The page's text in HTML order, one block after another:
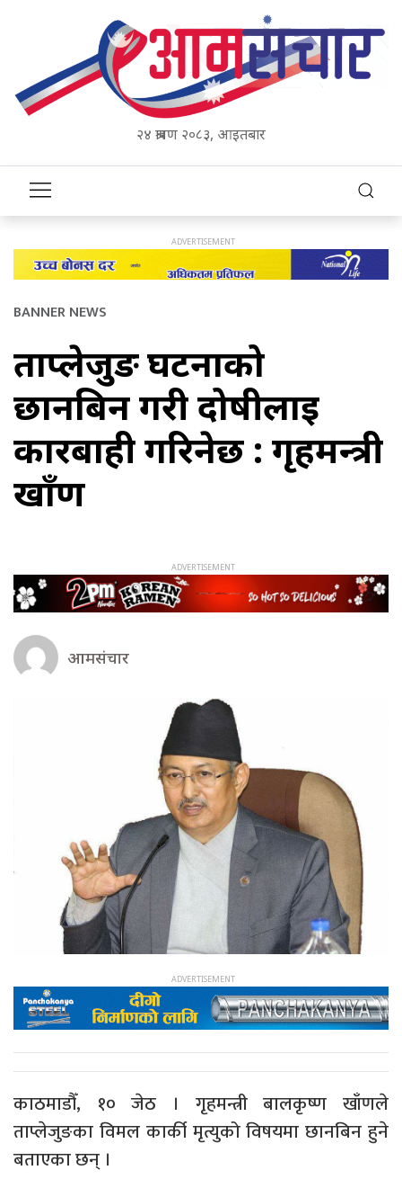
२४ श्रावण २०८३, आइतबार
BANNER NEWS
ताप्लेजुङ घटनाको
छानबिन गरी दोषीलाई
कारबाही गरिनेछ : गृहमन्त्री
खाँण
आमसंचार
काठमाडौँ, १० जेठ । गृहमन्त्री बालकृष्ण खाँणले
ताप्लेजुङका विमल कार्की मृत्युको विषयमा छानबिन हुने
बताएका छन् ।